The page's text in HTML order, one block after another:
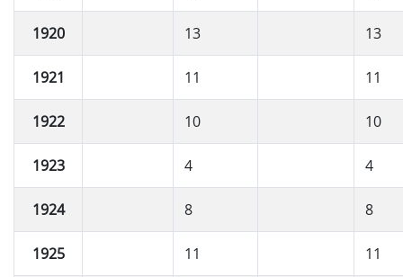
1920 13 13
1921 11 11
1922 10 10
1923 4 4
1924 8 8
1925 11 11